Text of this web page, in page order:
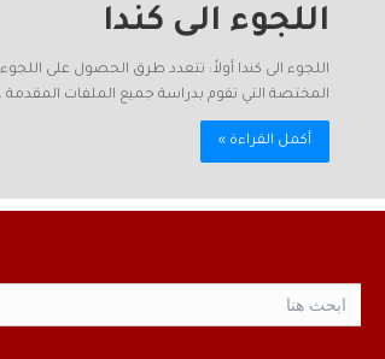
اللجوء الى كندا
المختصة التي تقوم بدراسة جميع الملفات المقدمة
أكمل القراءة »